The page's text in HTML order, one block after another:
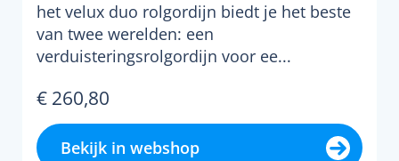
het velux duo rolgordijn biedt je het beste
van twee werelden: een
verduisteringsrolgordijn voor ee...
€ 260,80
Bekijk in webshop